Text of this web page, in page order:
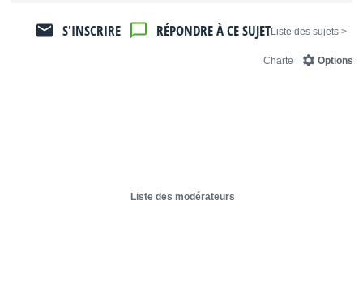
< Liste des sujets
RÉPONDRE À CE SUJET
S'INSCRIRE
Options
Charte
Liste des modérateurs